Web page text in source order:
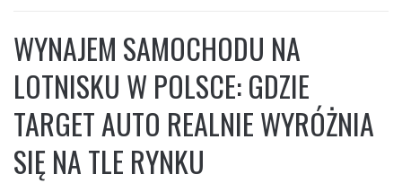
WYNAJEM SAMOCHODU NA
LOTNISKU W POLSCE: GDZIE
TARGET AUTO REALNIE WYRÓŻNIA
SIĘ NA TLE RYNKU